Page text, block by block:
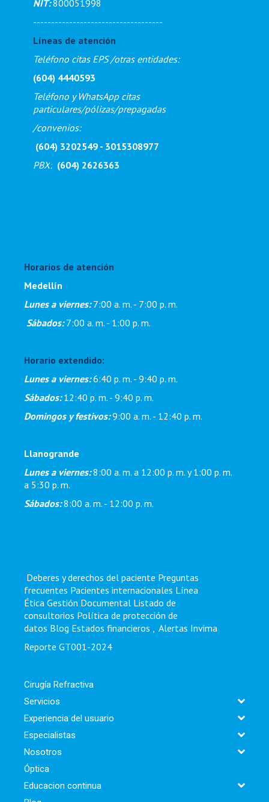
NIT:800051998
------------------------------------
Líneas de atención
Teléfono citas EPS /otras entidades:
(604) 4440593
Teléfono y WhatsApp citas
particulares/pólizas/prepagadas
/convenios:
(604) 3202549 - 3015308977
PBX: (604) 2626363
Horarios de atención
Medellín
Lunes a viernes:7:00 a. m. - 7:00 p. m.
Sábados:7:00 a. m. - 1:00 p. m.
Horario extendido:
Lunes a viernes:6:40 p. m. - 9:40 p. m.
Sábados:12:40 p. m. - 9:40 p. m.
Domingos y festivos:9:00 a. m. - 12:40 p. m.
Llanogrande
Lunes a viernes:8:00 a. m. a 12:00 p. m. y 1:00 p. m.
a 5:30 p. m.
Sábados:8:00 a. m. - 12:00 p. m.
Deberes y derechos del paciente Preguntas
frecuentes Pacientes internacionales Línea
Ética Gestión Documental Listado de
consultorios Política de protección de
datos Blog Estados financieros
Alertas Invima
Reporte GT001-2024
Cirugía Refractiva
Servicios
Experiencia del usuario
Especialistas
Nosotros
Óptica
Educacion continua